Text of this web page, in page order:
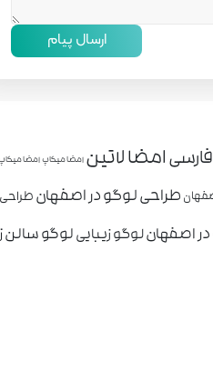
ارسال پیام
امضا لاتین امضا میکاپامضا
طراحی لوگو در اصفهان
اصفهانلوگو زیباییلوگو سالن